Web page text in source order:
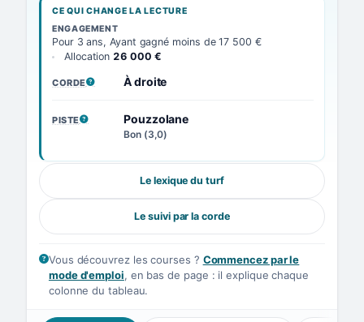
CE QUI CHANGE LA LECTURE
ENGAGEMENT
Pour 3 ans, Ayant gagné moins de 17 500 €
Allocation 26 000 €
CORDE
, VOIR LA DÉFINITION
À droite
PISTE
, VOIR LA DÉFINITIONPouzzolane
Bon (3,0)
Le lexique du turf
Le suivi par la corde
Vous découvrez les courses ? Commencez par le
mode d'emploi, en bas de page : il explique chaque
colonne du tableau.